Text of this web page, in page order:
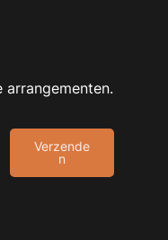
Verzende
n